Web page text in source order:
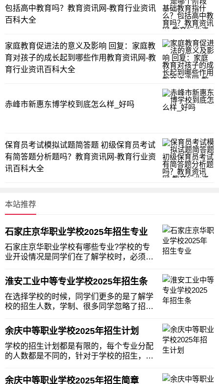
包括高中教育吗？教育资讯网-教育行业资讯
百科大全
家庭教育促进法的意义及影响 回复：家庭教
育对孩子的成长起到哪些作用教育资讯网-教
育行业资讯百科大全
赤峰市新惠东博学校到底怎么样_好吗
保育员考试模拟试题简答题 初级保育员考试
有简答题分析题吗？教育资讯网-教育行业资
讯百科大全
本站推荐
石家庄京华职业学校2025年招生专业
石家庄京华职业学校有哪些专业?学校的专
业开设情况是同学们在了解学校时，必须要
未必会招生，同学一定要去了解招生简章
上，专业的招生情况，专业的学制，了解清
楚之后再决定是否要选择该专业，小编整理
了石家庄京华职
淮安工业中等专业学校2025年招生条
在选择学校的时候，同学们更多的是了解学
校的招生人数，学制、很多同学忽略了招生
所学校的招生要求不同，如果有意向学校的
同学们可以提前了解学校的详细招生情况，
为后期毕业做好两手准备。淮安工业中等专
业学校招生范
余庆中等职业学校2025年招生计划
学校的招生计划都是有限的，每个专业分配
的人数都是不同的，针对于学校的招生，学
能名额会少一些，所以大家在咨询的时候，
余庆中等职业学校2025年招生简章